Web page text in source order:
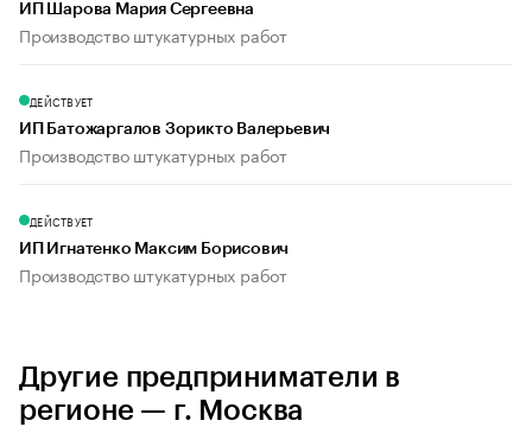
ИП Шарова Мария Сергеевна
Производство штукатурных работ
ДЕЙСТВУЕТ
ИП Батожаргалов Зорикто Валерьевич
Производство штукатурных работ
ДЕЙСТВУЕТ
ИП Игнатенко Максим Борисович
Производство штукатурных работ
Другие предприниматели в
регионе — г. Москва